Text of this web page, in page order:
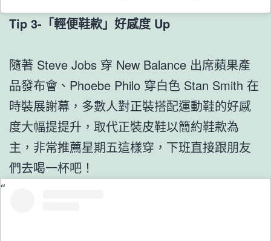
Tip 3-「輕便鞋款」好感度 Up
隨著 Steve Jobs 穿 New Balance 出席蘋果產
品發布會、Phoebe Philo 穿白色 Stan Smith 在
時裝展謝幕，多數人對正裝搭配運動鞋的好感
度大幅提提升，取代正裝皮鞋以簡約鞋款為
主，非常推薦星期五這樣穿，下班直接跟朋友
們去喝一杯吧！